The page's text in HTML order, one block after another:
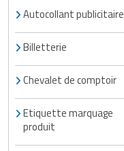
Autocollant publicitaire
Billetterie
Chevalet de comptoir
Etiquette marquage
produit